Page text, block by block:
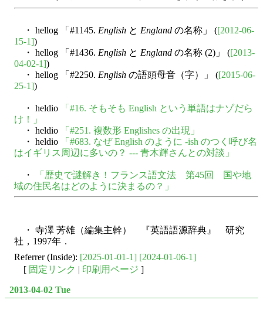
・ hellog 「#1145. English と England の名称」 ([2012-06-
15-1])
・ hellog 「#1436. English と England の名称 (2)」 ([2013-
04-02-1])
・ hellog 「#2250. English の語頭母音（字）」 ([2015-06-
25-1])
・ heldio
「#16. そもそも English という単語はナゾだら
け！」
・ heldio
「#251. 複数形 Englishes の出現」
・ heldio
「#683. なぜ English のように -ish のつく呼び名
はイギリス周辺に多いの？ --- 青木輝さんとの対談」
・
「歴史で謎解き！フランス語文法 第45回 国や地
域の住民名はどのように決まるの？」
・ 寺澤 芳雄（編集主幹） 『英語語源辞典』 研究
社，1997年．
Referrer (Inside): [2025-01-01-1] [2024-01-06-1]
[ 固定リンク | 印刷用ページ ]
2013-04-02 Tue